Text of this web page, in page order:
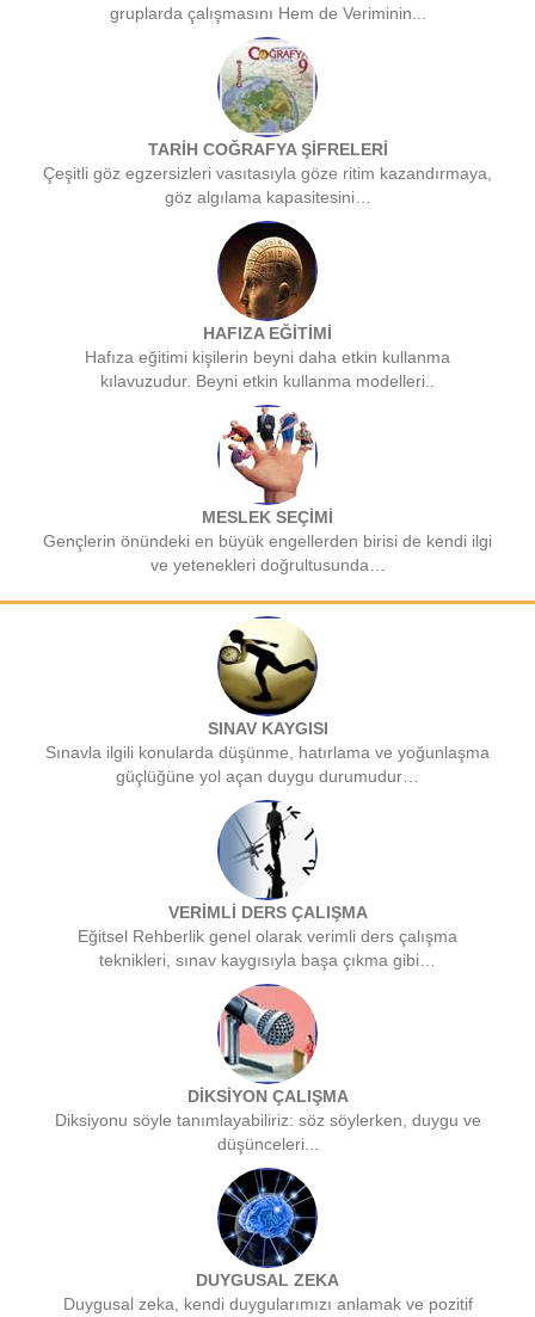
gruplarda çalışmasını Hem de Veriminin...
TARİH COĞRAFYA ŞİFRELERİ
Çeşitli göz egzersizleri vasıtasıyla göze ritim kazandırmaya,
göz algılama kapasitesini…
HAFIZA EĞİTİMİ
Hafıza eğitimi kişilerin beyni daha etkin kullanma
kılavuzudur. Beyni etkin kullanma modelleri..
MESLEK SEÇİMİ
Gençlerin önündeki en büyük engellerden birisi de kendi ilgi
ve yetenekleri doğrultusunda…
SINAV KAYGISI
Sınavla ilgili konularda düşünme, hatırlama ve yoğunlaşma
güçlüğüne yol açan duygu durumudur…
VERİMLİ DERS ÇALIŞMA
Eğitsel Rehberlik genel olarak verimli ders çalışma
teknikleri, sınav kaygısıyla başa çıkma gibi…
DİKSİYON ÇALIŞMA
Diksiyonu söyle tanımlayabiliriz: söz söylerken, duygu ve
düşünceleri...
DUYGUSAL ZEKA
Duygusal zeka, kendi duygularımızı anlamak ve pozitif